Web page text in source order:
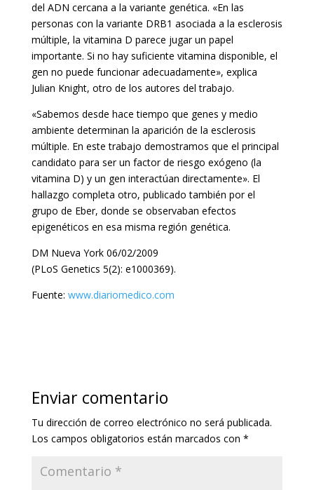
del ADN cercana a la variante genética. «En las
personas con la variante DRB1 asociada a la esclerosis
múltiple, la vitamina D parece jugar un papel
importante. Si no hay suficiente vitamina disponible, el
gen no puede funcionar adecuadamente», explica
Julian Knight, otro de los autores del trabajo.
«Sabemos desde hace tiempo que genes y medio
ambiente determinan la aparición de la esclerosis
múltiple. En este trabajo demostramos que el principal
candidato para ser un factor de riesgo exógeno (la
vitamina D) y un gen interactúan directamente». El
hallazgo completa otro, publicado también por el
grupo de Eber, donde se observaban efectos
epigenéticos en esa misma región genética.
DM Nueva York 06/02/2009
(PLoS Genetics 5(2): e1000369).
Fuente: www.diariomedico.com
Enviar comentario
Tu dirección de correo electrónico no será publicada.
Los campos obligatorios están marcados con *